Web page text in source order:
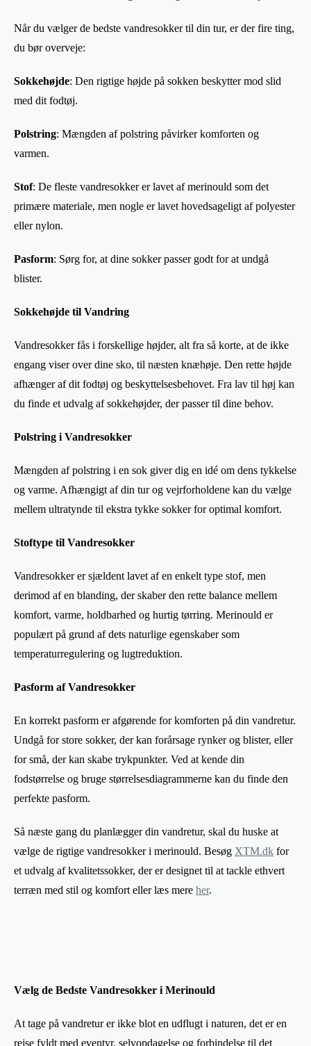
Når du vælger de bedste vandresokker til din tur, er der fire ting,
du bør overveje:
Sokkehøjde: Den rigtige højde på sokken beskytter mod slid
med dit fodtøj.
Polstring: Mængden af polstring påvirker komforten og
varmen.
Stof: De fleste vandresokker er lavet af merinould som det
primære materiale, men nogle er lavet hovedsageligt af polyester
eller nylon.
Pasform: Sørg for, at dine sokker passer godt for at undgå
blister.
Sokkehøjde til Vandring
Vandresokker fås i forskellige højder, alt fra så korte, at de ikke
engang viser over dine sko, til næsten knæhøje. Den rette højde
afhænger af dit fodtøj og beskyttelsesbehovet. Fra lav til høj kan
du finde et udvalg af sokkehøjder, der passer til dine behov.
Polstring i Vandresokker
Mængden af polstring i en sok giver dig en idé om dens tykkelse
og varme. Afhængigt af din tur og vejrforholdene kan du vælge
mellem ultratynde til ekstra tykke sokker for optimal komfort.
Stoftype til Vandresokker
Vandresokker er sjældent lavet af en enkelt type stof, men
derimod af en blanding, der skaber den rette balance mellem
komfort, varme, holdbarhed og hurtig tørring. Merinould er
populært på grund af dets naturlige egenskaber som
temperaturregulering og lugtreduktion.
Pasform af Vandresokker
En korrekt pasform er afgørende for komforten på din vandretur.
Undgå for store sokker, der kan forårsage rynker og blister, eller
for små, der kan skabe trykpunkter. Ved at kende din
fodstørrelse og bruge størrelsesdiagrammerne kan du finde den
perfekte pasform.
Så næste gang du planlægger din vandretur, skal du huske at
vælge de rigtige vandresokker i merinould. Besøg XTM.dk for
et udvalg af kvalitetssokker, der er designet til at tackle ethvert
terræn med stil og komfort eller læs mere her.
Vælg de Bedste Vandresokker i Merinould
At tage på vandretur er ikke blot en udflugt i naturen, det er en
rejse fyldt med eventyr, selvopdagelse og forbindelse til det